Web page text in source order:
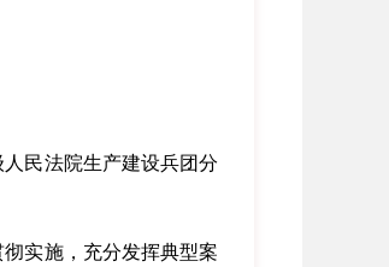
民法院生产建设兵团分
实施，充分发挥典型案